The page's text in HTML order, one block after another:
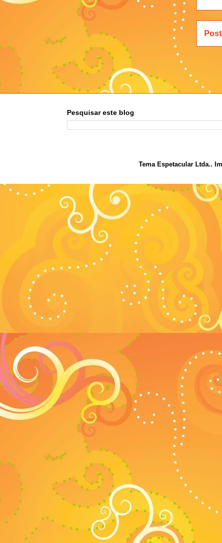
Pesquisar este blog
Tema Espetacular Ltda..